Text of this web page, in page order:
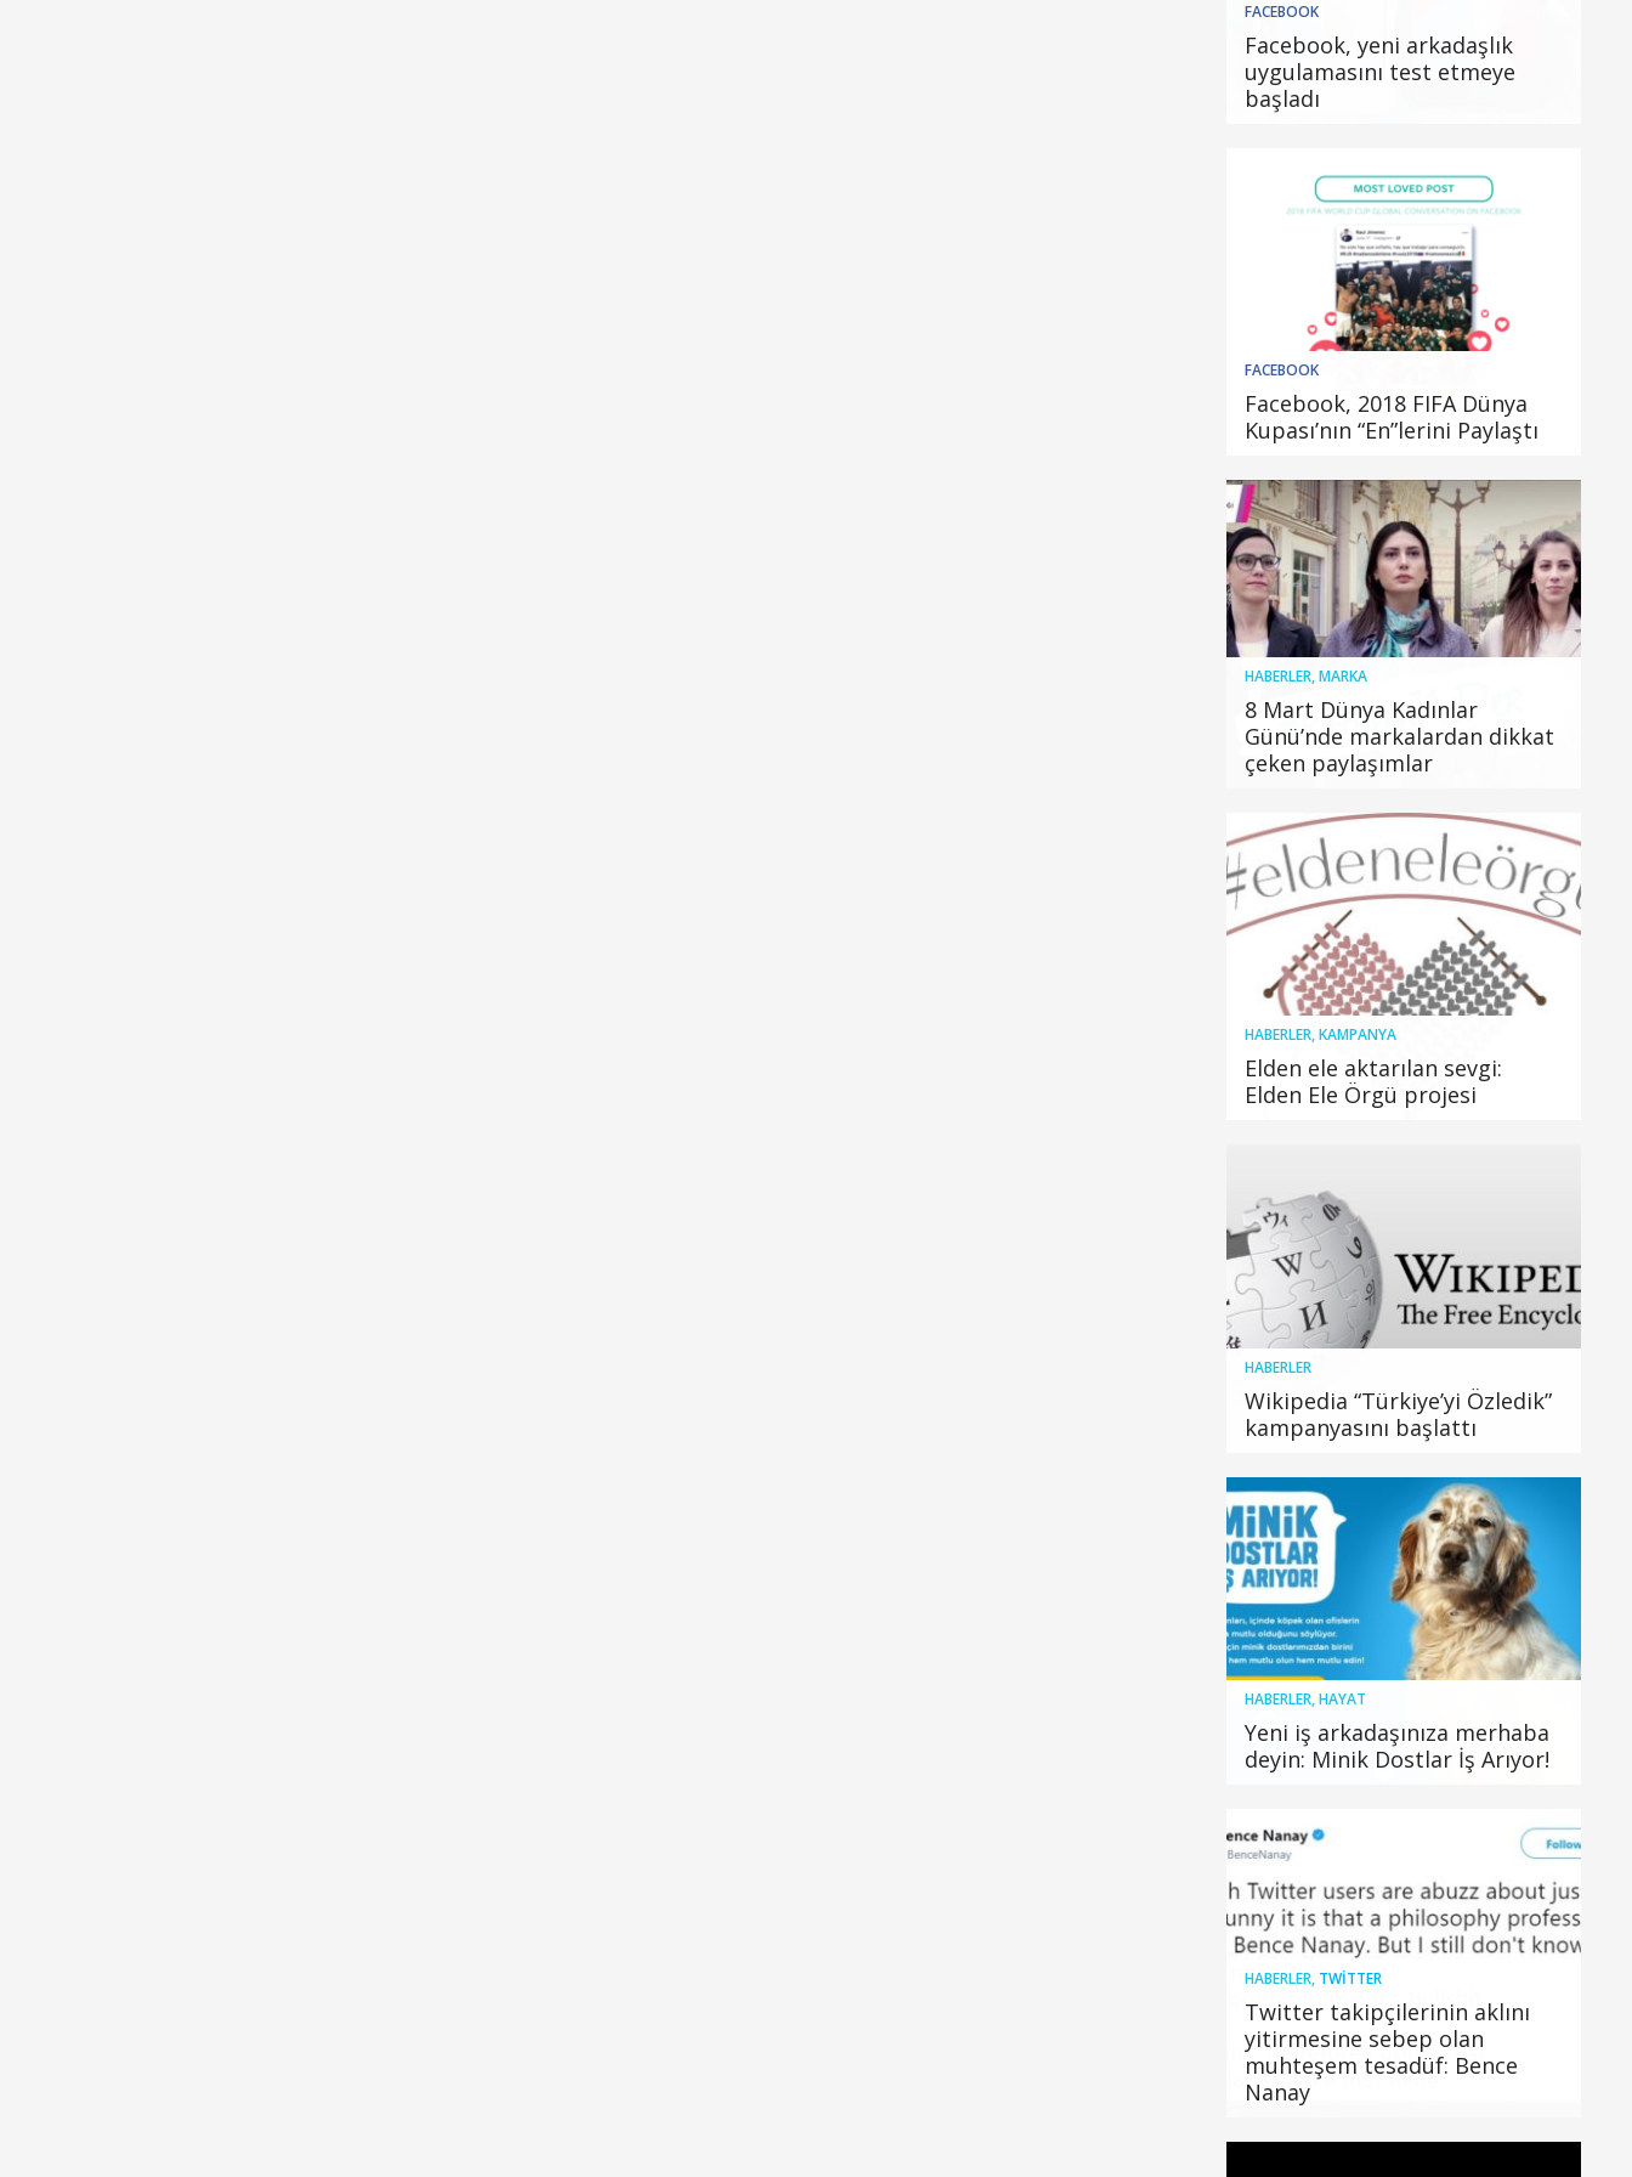
FACEBOOK
Facebook, yeni arkadaşlık
uygulamasını test etmeye
başladı
FACEBOOK
Facebook, 2018 FIFA Dünya
Kupası’nın “En”lerini Paylaştı
HABERLER,MARKA
8 Mart Dünya Kadınlar
Günü’nde markalardan dikkat
çeken paylaşımlar
HABERLER,KAMPANYA
Elden ele aktarılan sevgi:
Elden Ele Örgü projesi
HABERLER
Wikipedia “Türkiye’yi Özledik”
kampanyasını başlattı
HABERLER,HAYAT
Yeni iş arkadaşınıza merhaba
deyin: Minik Dostlar İş Arıyor!
HABERLER, TWITTER
Twitter takipçilerinin aklını
yitirmesine sebep olan
muhteşem tesadüf: Bence
Nanay